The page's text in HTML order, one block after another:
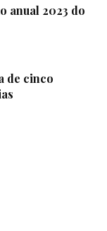
anual 2023 do
de cinco